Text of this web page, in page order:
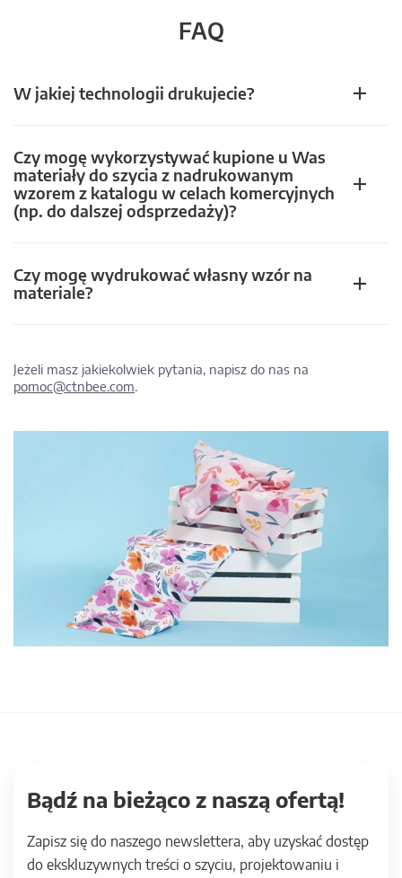
FAQ
W jakiej technologii drukujecie?
Czy mogę wykorzystywać kupione u Was
materiały do szycia z nadrukowanym
wzorem z katalogu w celach komercyjnych
(np. do dalszej odsprzedaży)?
Czy mogę wydrukować własny wzór na
materiale?
Jeżeli masz jakiekolwiek pytania, napisz do nas na
pomoc@ctnbee.com.
Bądź na bieżąco z naszą ofertą!
Zapisz się do naszego newslettera, aby uzyskać dostęp
do ekskluzywnych treści o szyciu, projektowaniu i